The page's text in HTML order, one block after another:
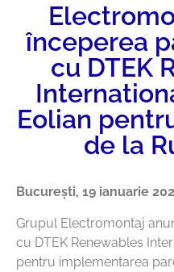
începerea
cu DTEK
Eolian
de la
Bucureşti, 19 ianuarie
Grupul Electromontaj
cu DTEK Renewables
pentru implementarea